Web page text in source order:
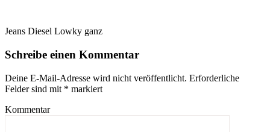
Jeans Diesel Lowky ganz
Schreibe einen Kommentar
Deine E-Mail-Adresse wird nicht veröffentlicht. Erforderliche
Felder sind mit * markiert
Kommentar